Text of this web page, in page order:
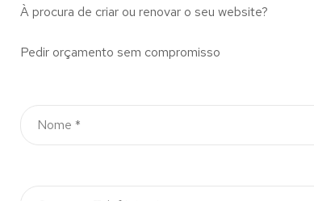
À procura de criar ou renovar o seu website?
Pedir orçamento sem compromisso